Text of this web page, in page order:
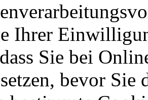
Ihrer
Sie bei
bevor Sie